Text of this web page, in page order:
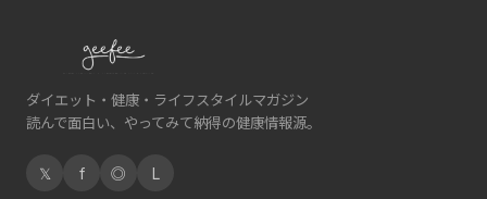
ダイエット・健康・ライフスタイルマガジン
読んで面白い、やってみて納得の健康情報源。
𝕏 f ◎ L